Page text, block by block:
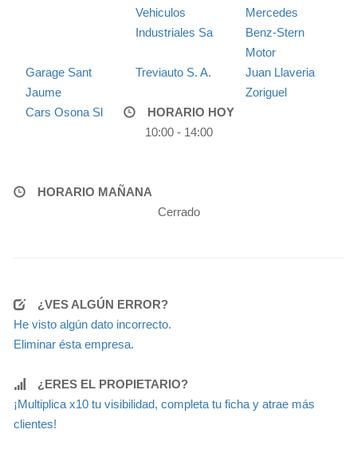
Vehiculos
Industriales Sa
Mercedes
Benz-Stern
Motor
Garage Sant
Jaume
Treviauto S. A.
Juan Llaveria
Zoriguel
Cars Osona Sl
HORARIO HOY
10:00 - 14:00
HORARIO MAÑANA
Cerrado
¿VES ALGÚN ERROR?
He visto algún dato incorrecto.
Eliminar ésta empresa.
¿ERES EL PROPIETARIO?
¡Multiplica x10 tu visibilidad, completa tu ficha y atrae más
clientes!